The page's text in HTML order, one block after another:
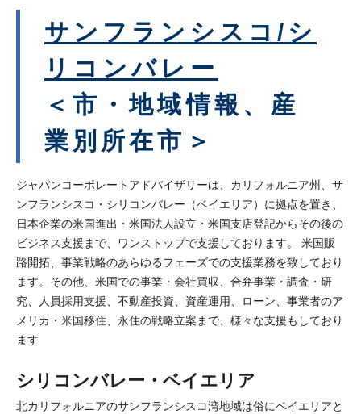
サンフランシスコ/シ
リコンバレー
＜市・地域情報、産
業別所在市＞
ジャパンコーポレートアドバイザリーは、カリフォルニア州、サ
ンフランシスコ・シリコンバレー（ベイエリア）に拠点を置き、
日本企業の米国進出・米国法人設立・米国支店登記からその後の
ビジネス支援まで、ワンストップで支援しております。 米国販
路開拓、事業戦略のあらゆるフェーズでの支援業務を致しており
ます。その他、米国での事業・会社買収、合弁事業・調査・研
究、人員採用支援、不動産投資、資産運用、ローン、事業者のア
メリカ・米国移住、永住の戦略立案まで、様々な支援もしており
ます
シリコンバレー・ベイエリア
北カリフォルニアのサンフランシスコ湾地域は俗にベイエリアと